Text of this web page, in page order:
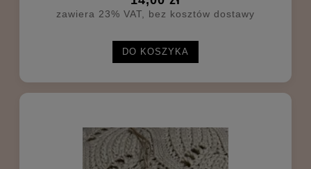
zawiera 23% VAT, bez kosztów dostawy
DO KOSZYKA